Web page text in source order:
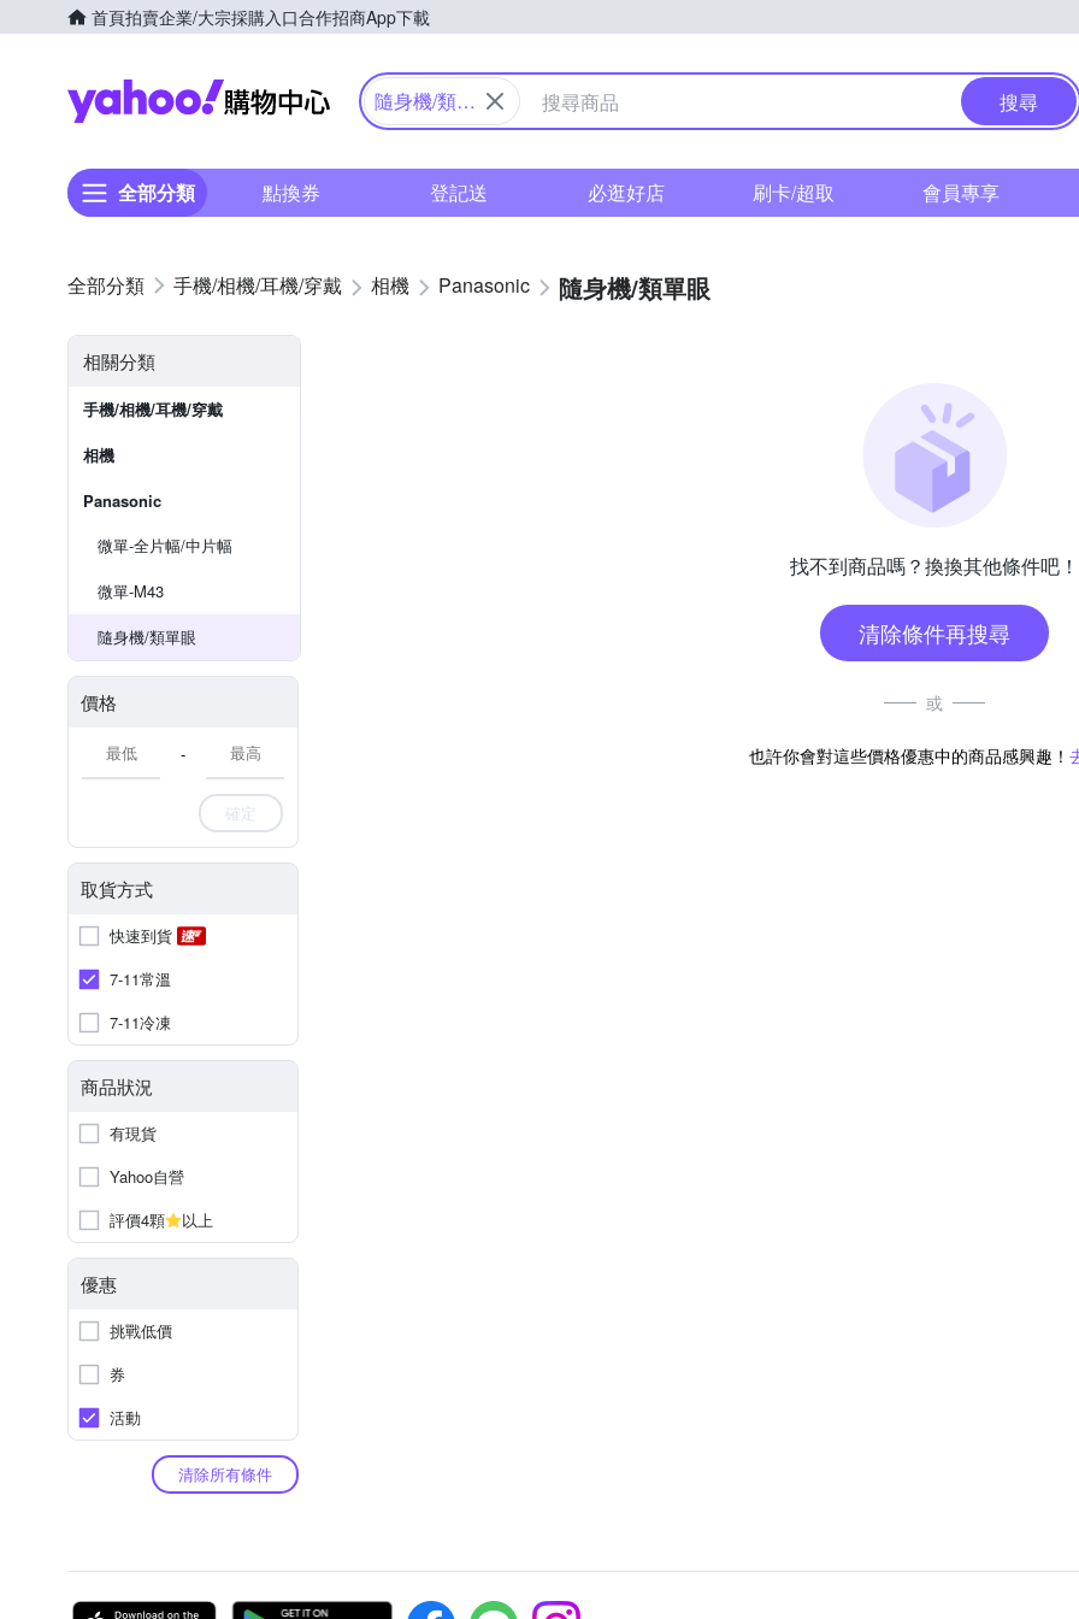
首頁拍賣企業/大宗採購入口合作招商App下載
Yahoo購物中心
隨身機/類單
搜尋
全部分類 點換券 登記送 必逛好店 刷卡/超取 會員專享
手機/相機/耳機/穿戴 相機 Panasonic 隨身機/類單眼
相關分類
手機/相機/耳機/穿戴
相機
Panasonic
微單-全片幅/中片幅
微單-M43
隨身機/類單眼
價格
-
確定
取貨方式
快速到貨
7-11常溫
7-11冷凍
商品狀況
有現貨
Yahoo自營
評價4顆
以上
優惠
挑戰低價
券
活動
清除所有條件
找不到商品嗎？換換其他條件吧！
清除條件再搜尋
或
也許你會對這些價格優惠中的商品感興趣！